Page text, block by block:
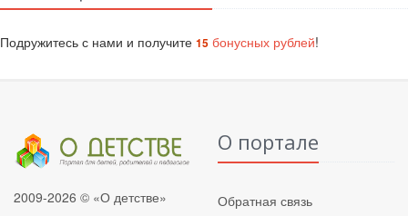
Подружитесь с нами и получите 15 бонусных рублей!
2009-2026 © «О детстве»
О портале
Обратная связь